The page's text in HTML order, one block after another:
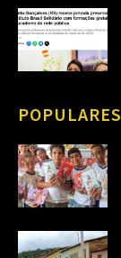
POPULARES